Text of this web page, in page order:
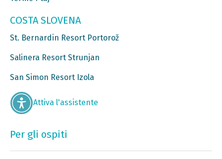
COSTA SLOVENA
St. Bernardin Resort Portorož
Salinera Resort Strunjan
San Simon Resort Izola
Attiva l'assistente
Per gli ospiti